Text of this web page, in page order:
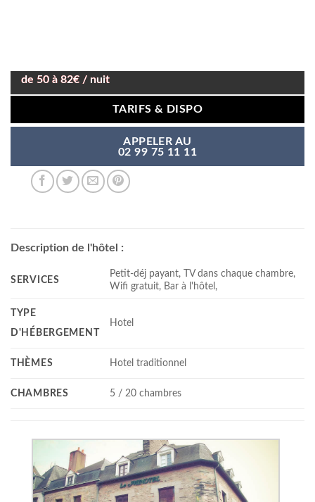
de 50 à 82€ / nuit
TARIFS & DISPO
APPELER AU
02 99 75 11 11
Description de l'hôtel :
SERVICES
Petit-déj payant, TV dans chaque chambre,
Wifi gratuit, Bar à l'hôtel,
TYPE
D'HÉBERGEMENT
Hotel
THÈMES Hotel traditionnel
CHAMBRES 5 / 20 chambres